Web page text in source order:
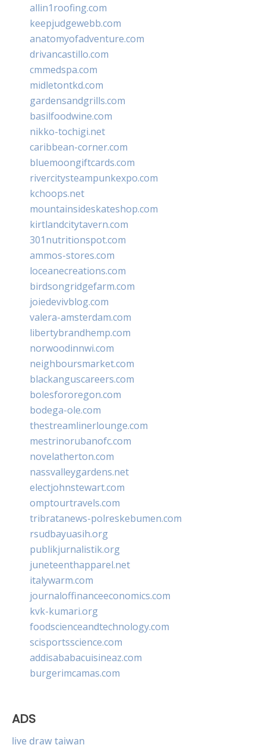
allin1roofing.com
keepjudgewebb.com
anatomyofadventure.com
drivancastillo.com
cmmedspa.com
midletontkd.com
gardensandgrills.com
basilfoodwine.com
nikko-tochigi.net
caribbean-corner.com
bluemoongiftcards.com
rivercitysteampunkexpo.com
kchoops.net
mountainsideskateshop.com
kirtlandcitytavern.com
301nutritionspot.com
ammos-stores.com
loceanecreations.com
birdsongridgefarm.com
joiedevivblog.com
valera-amsterdam.com
libertybrandhemp.com
norwoodinnwi.com
neighboursmarket.com
blackanguscareers.com
bolesfororegon.com
bodega-ole.com
thestreamlinerlounge.com
mestrinorubanofc.com
novelatherton.com
nassvalleygardens.net
electjohnstewart.com
omptourtravels.com
tribratanews-polreskebumen.com
rsudbayuasih.org
publikjurnalistik.org
juneteenthapparel.net
italywarm.com
journaloffinanceeconomics.com
kvk-kumari.org
foodscienceandtechnology.com
scisportsscience.com
addisababacuisineaz.com
burgerimcamas.com
ADS
live draw taiwan